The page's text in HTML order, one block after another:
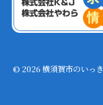
© 2026 横須賀市のいっ